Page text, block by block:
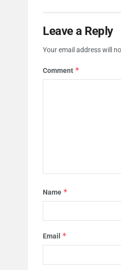
Leave a Reply
Your email address will
Comment *
Name *
Email *